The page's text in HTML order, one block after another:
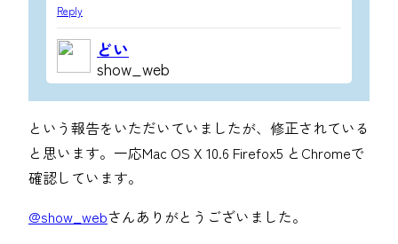
Reply
どい
show_web
という報告をいただいていましたが、修正されている
と思います。一応Mac OS X 10.6 Firefox5 とChromeで
確認しています。
@show_webさんありがとうございました。